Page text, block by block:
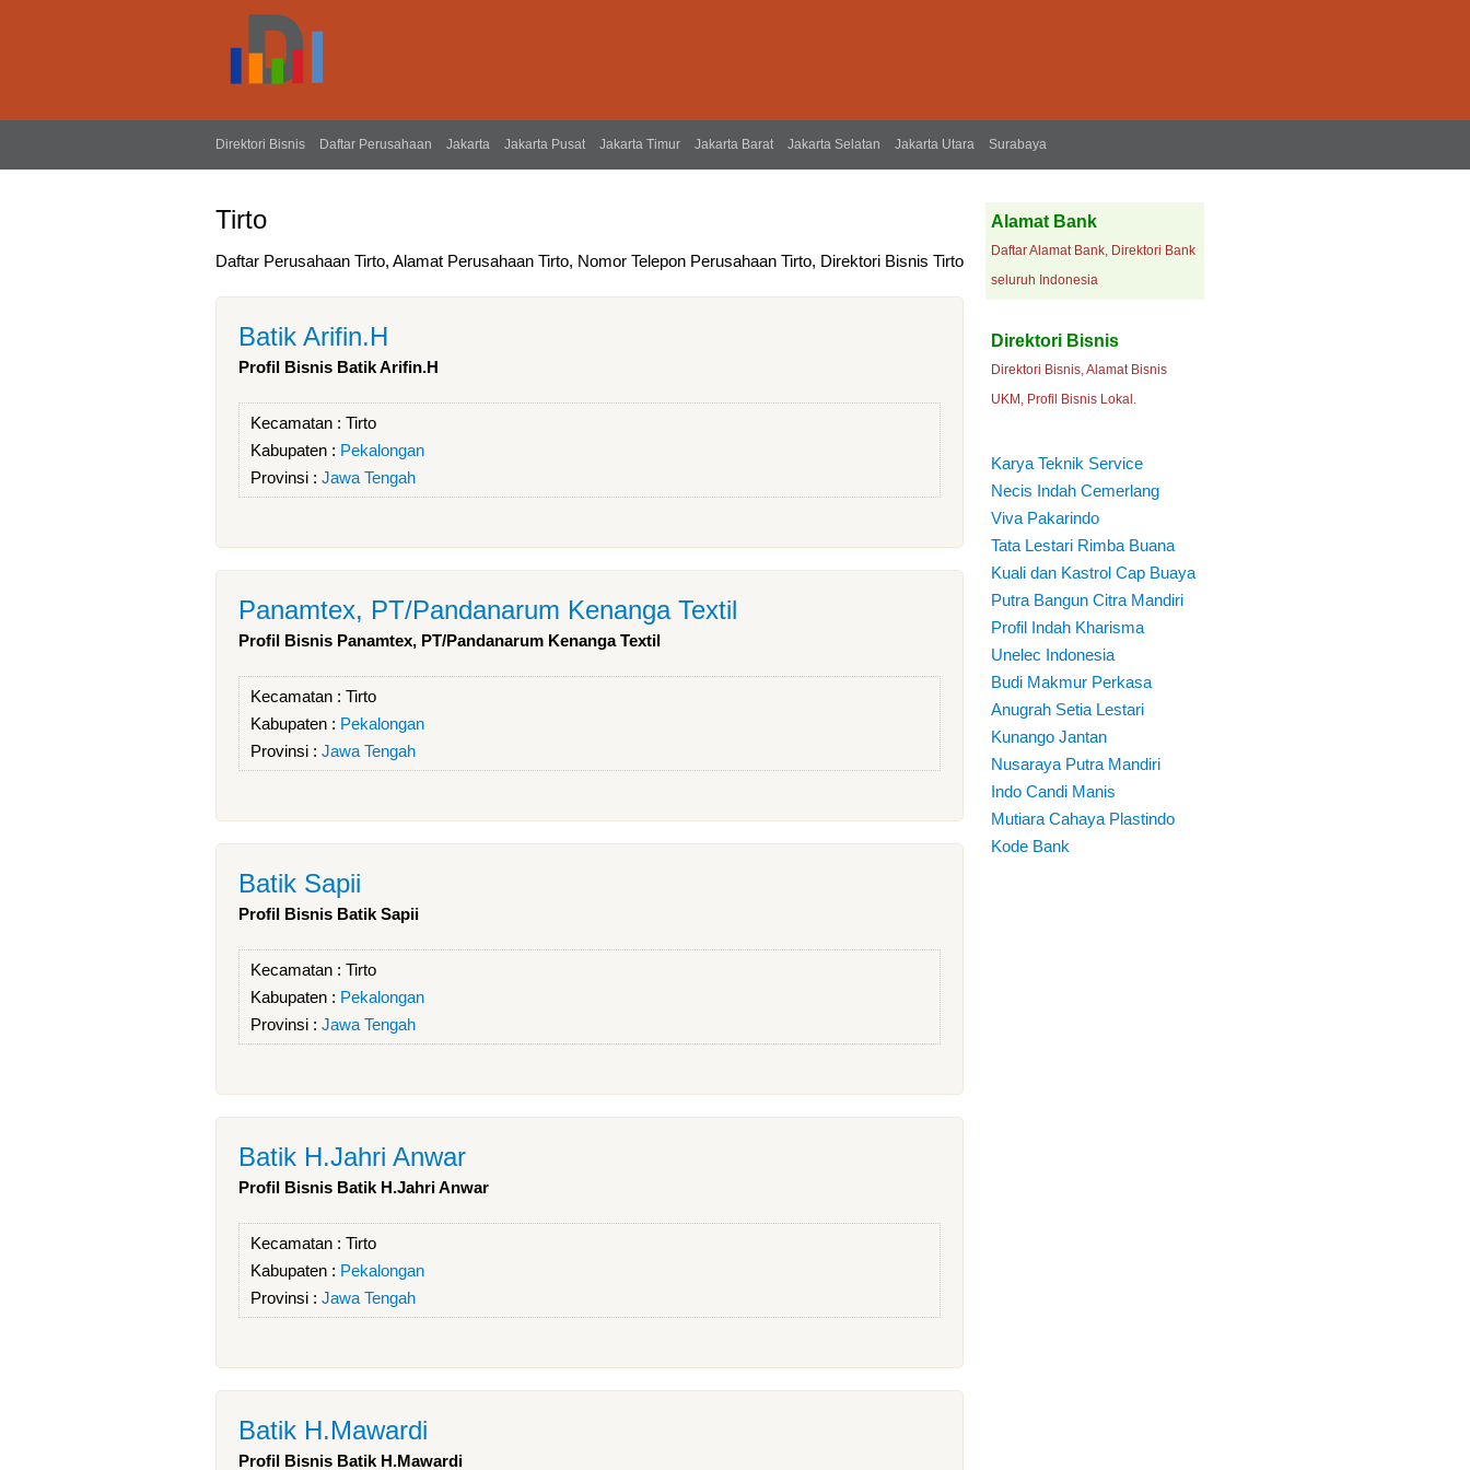
Direktori Bisnis Daftar Perusahaan Jakarta Jakarta Pusat Jakarta Timur Jakarta Barat Jakarta Selatan Jakarta Utara Surabaya
Tirto
Daftar Perusahaan Tirto, Alamat Perusahaan Tirto, Nomor Telepon Perusahaan Tirto, Direktori Bisnis Tirto
Batik Arifin.H
Profil Bisnis Batik Arifin.H
Kecamatan : Tirto
Kabupaten : Pekalongan
Provinsi : Jawa Tengah
Panamtex, PT/Pandanarum Kenanga Textil
Profil Bisnis Panamtex, PT/Pandanarum Kenanga Textil
Kecamatan : Tirto
Kabupaten : Pekalongan
Provinsi : Jawa Tengah
Batik Sapii
Profil Bisnis Batik Sapii
Kecamatan : Tirto
Kabupaten : Pekalongan
Provinsi : Jawa Tengah
Batik H.Jahri Anwar
Profil Bisnis Batik H.Jahri Anwar
Kecamatan : Tirto
Kabupaten : Pekalongan
Provinsi : Jawa Tengah
Batik H.Mawardi
Profil Bisnis Batik H.Mawardi
Alamat Bank
Daftar Alamat Bank, Direktori Bank
seluruh Indonesia
Direktori Bisnis
Direktori Bisnis, Alamat Bisnis
UKM, Profil Bisnis Lokal.
Karya Teknik Service
Necis Indah Cemerlang
Viva Pakarindo
Tata Lestari Rimba Buana
Kuali dan Kastrol Cap Buaya
Putra Bangun Citra Mandiri
Profil Indah Kharisma
Unelec Indonesia
Budi Makmur Perkasa
Anugrah Setia Lestari
Kunango Jantan
Nusaraya Putra Mandiri
Indo Candi Manis
Mutiara Cahaya Plastindo
Kode Bank